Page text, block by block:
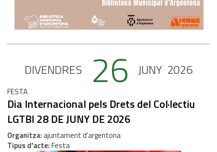
DIVENDRES 26 JUNY 2026
FESTA
Dia Internacional pels Drets del Col·lectiu
LGTBI 28 DE JUNY DE 2026
Organitza ajuntament d'argentona
Tipus d'acte Festa